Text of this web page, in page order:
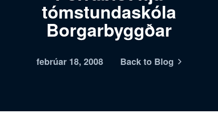
tómstundaskóla
Borgarbyggðar
febrúar 18, 2008 Back to Blog